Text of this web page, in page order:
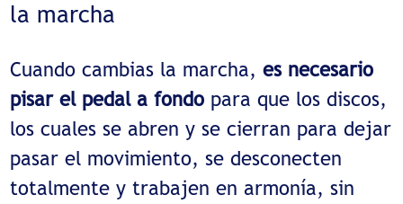
la marcha
Cuando cambias la marcha,es necesario
pisar el pedal a fondo para que los discos,
los cuales se abren y se cierran para dejar
pasar el movimiento, se desconecten
totalmente y trabajen en armonía, sin